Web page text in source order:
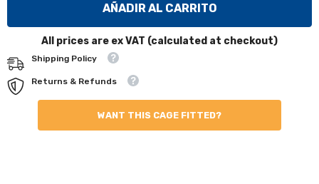
MK1
T45
AUDI
TT
MK1
T45
AÑADIR AL CARRITO
All prices are ex VAT (calculated at checkout)
Shipping Policy
Returns & Refunds
WANT THIS CAGE FITTED?